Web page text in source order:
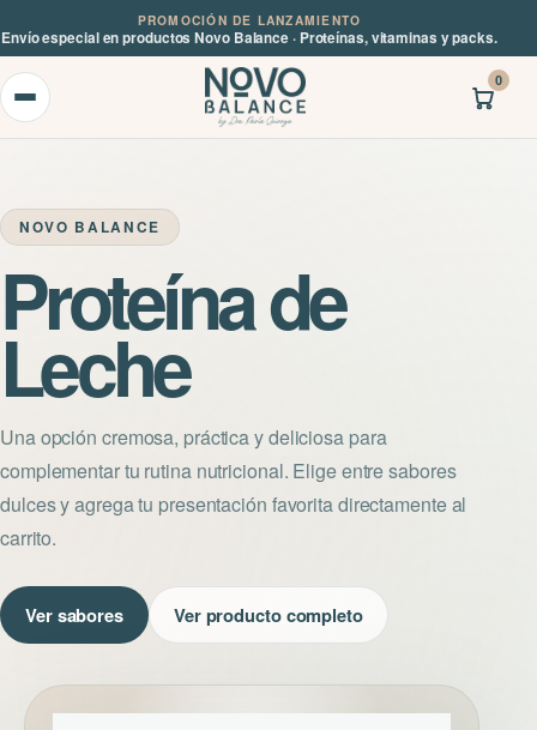
PROMOCIÓN DE LANZAMIENTO
Envío especial en productos Novo Balance · Proteínas, vitaminas y packs.
0
NOVO BALANCE
Proteína de
Leche
Una opción cremosa, práctica y deliciosa para
complementar tu rutina nutricional. Elige entre sabores
dulces y agrega tu presentación favorita directamente al
carrito.
Ver sabores Ver producto completo